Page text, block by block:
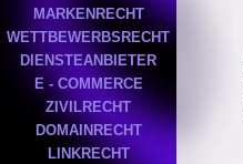
MARKENRECHT
WETTBEWERBSRECHT
DIENSTEANBIETER
E - COMMERCE
ZIVILRECHT
DOMAINRECHT
LINKRECHT